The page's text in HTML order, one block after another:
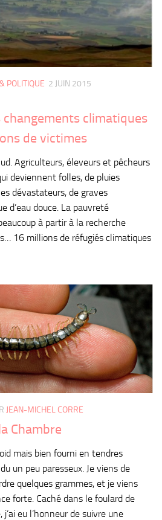
POLITIQUE 2 JUIN 2015
changements climatiques
de victimes
Agriculteurs, éleveurs et pêcheurs
deviennent folles, de pluies
dévastateurs, de graves
d’eau douce. La pauvreté
à partir à la recherche
16 millions de réfugiés climatiques
JEAN-MICHEL CORRE
Chambre
mais bien fourni en tendres
un peu paresseux. Je viens de
quelques grammes, et je viens
forte. Caché dans le foulard de
eu l’honneur de suivre une